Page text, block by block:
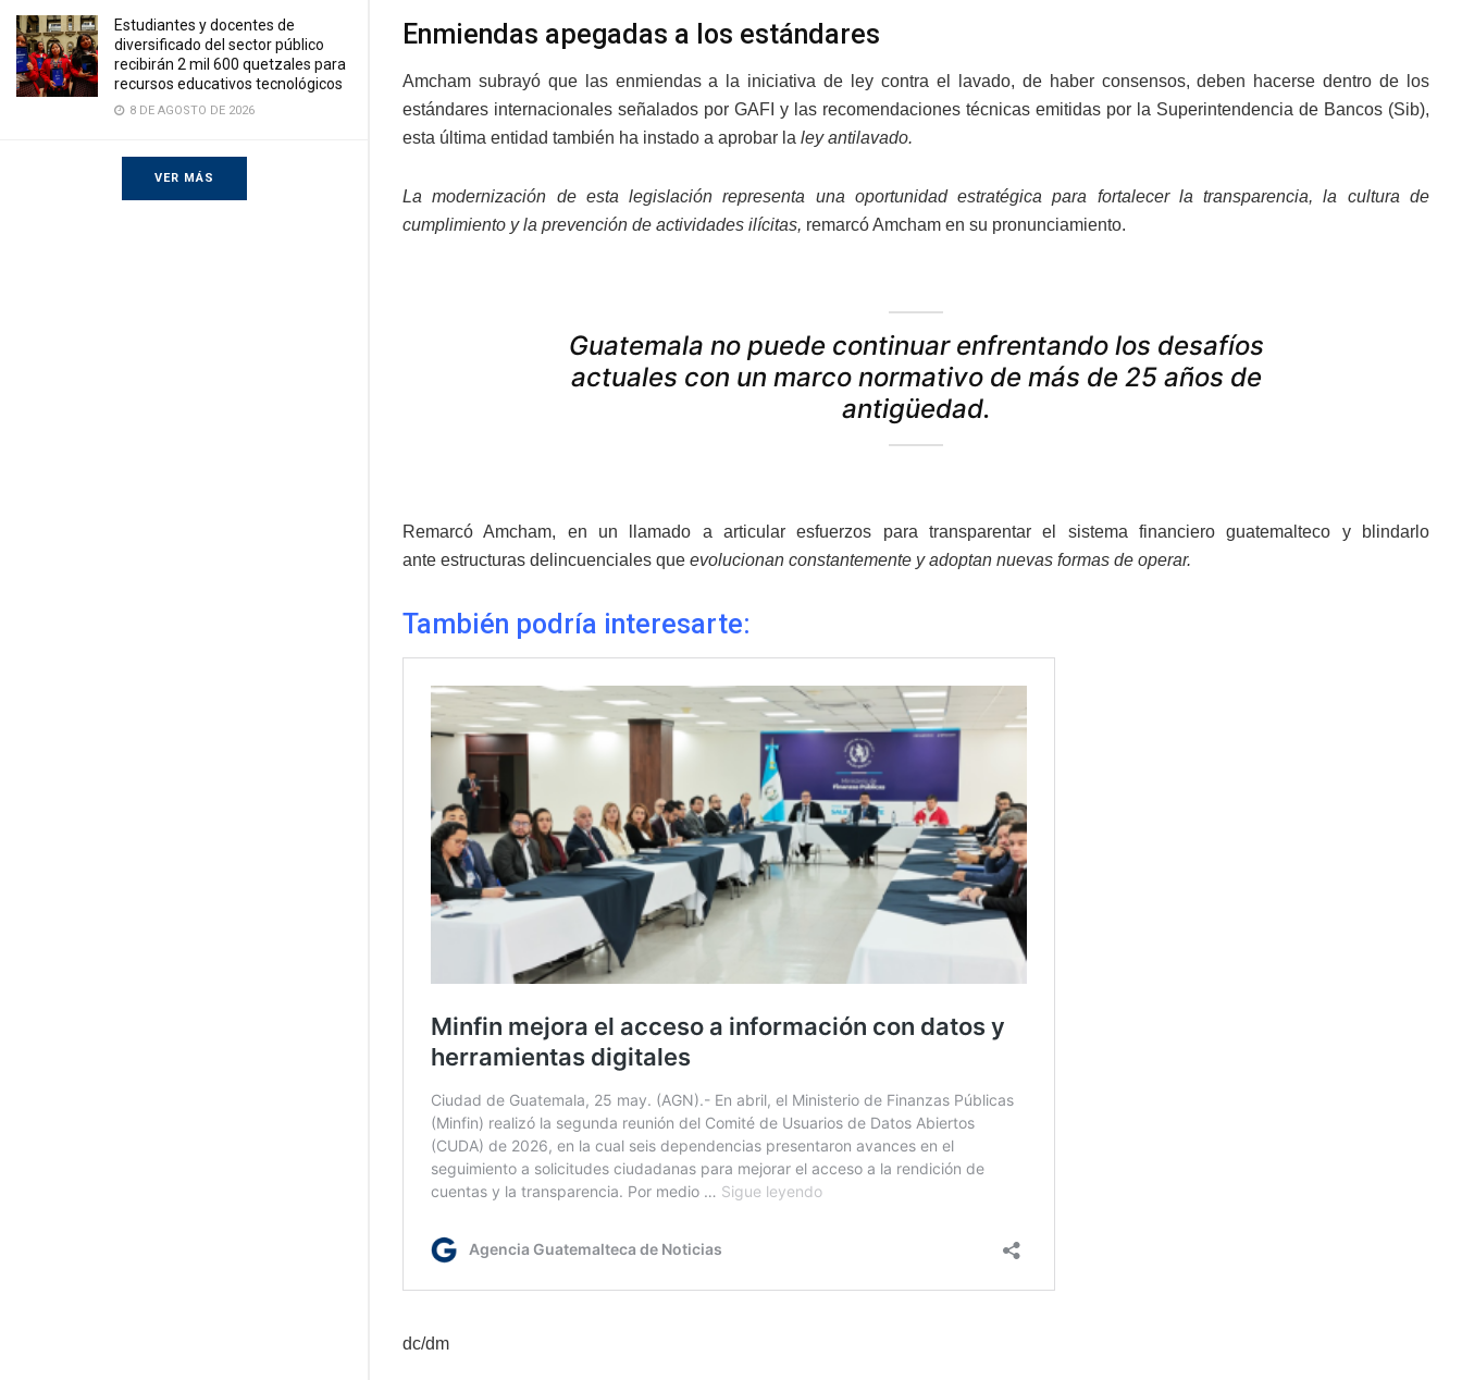
Estudiantes y docentes de
diversificado del sector público
recibirán 2 mil 600 quetzales para
recursos educativos tecnológicos
8 DE AGOSTO DE 2026
VER MÁS
Enmiendas apegadas a los estándares
Amcham subrayó que las enmiendas a la iniciativa de ley contra el lavado, de haber consensos, deben hacerse dentro de los
estándares internacionales señalados por GAFI y las recomendaciones técnicas emitidas por la Superintendencia de Bancos (Sib),
esta última entidad también ha instado a aprobar la ley antilavado.
La modernización de esta legislación representa una oportunidad estratégica para fortalecer la transparencia, la cultura de
cumplimiento y la prevención de actividades ilícitas, remarcó Amcham en su pronunciamiento.
Guatemala no puede continuar enfrentando los desafíos
actuales con un marco normativo de más de 25 años de
antigüedad.
Remarcó Amcham, en un llamado a articular esfuerzos para transparentar el sistema financiero guatemalteco y blindarlo
ante estructuras delincuenciales que evolucionan constantemente y adoptan nuevas formas de operar.
También podría interesarte:
dc/dm